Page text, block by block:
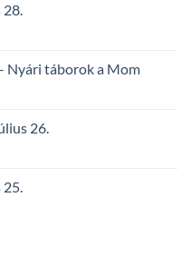
28.
Nyári táborok a Mom
26.
25.